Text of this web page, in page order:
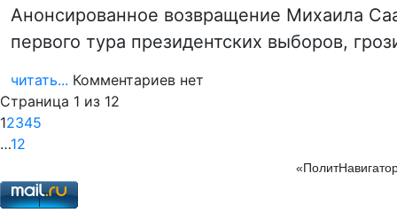
Анонсированное возвращение Михаила
первого тура президентских выборов,
читать... Комментариев нет
Страница 1 из 12
12345
…12